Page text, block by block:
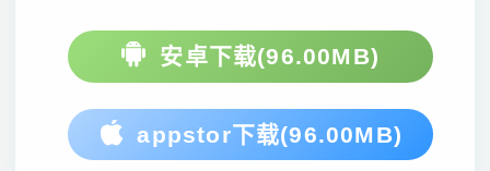
安卓下载(96.00MB)
appstor下载(96.00MB)